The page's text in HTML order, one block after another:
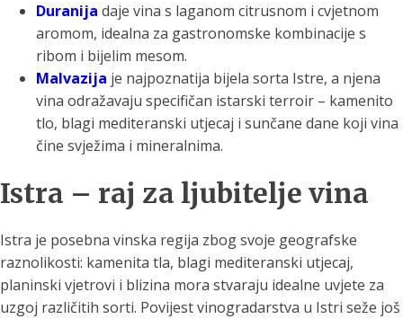
Duranija daje vina s laganom citrusnom i cvjetnom
aromom, idealna za gastronomske kombinacije s
ribom i bijelim mesom.
Malvazija je najpoznatija bijela sorta Istre, a njena
vina odražavaju specifičan istarski terroir – kamenito
tlo, blagi mediteranski utjecaj i sunčane dane koji vina
čine svježima i mineralnima.
Istra – raj za ljubitelje vina
Istra je posebna vinska regija zbog svoje geografske
raznolikosti: kamenita tla, blagi mediteranski utjecaj,
planinski vjetrovi i blizina mora stvaraju idealne uvjete za
uzgoj različitih sorti. Povijest vinogradarstva u Istri seže još